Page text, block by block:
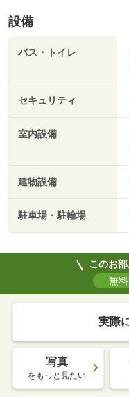
設備
バス・トイレ
セキュリティ
室内設備
建物設備
駐車場・駐輪場
このお
無
実際
写真
をもっと見たい